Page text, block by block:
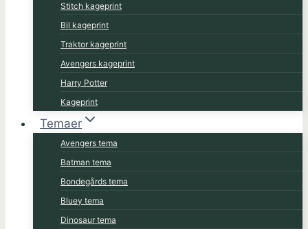
Stitch kageprint
Bil kageprint
Traktor kageprint
Avengers kageprint
Harry Potter
Kageprint
Temaer
Avengers tema
Batman tema
Bondegårds tema
Bluey tema
Dinosaur tema